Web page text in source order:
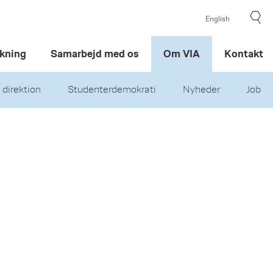
English
Samarbejd med os Om VIA
direktion Studenterdemokrati Nyheder Job
Kontakt